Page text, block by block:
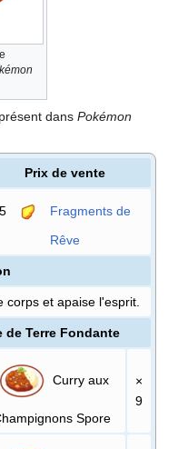
dans Pokémon
Prix de vente
5 Fragments de
Rêve
et apaise l'esprit.
de Terre Fondante
Curry aux
Spore
×
9